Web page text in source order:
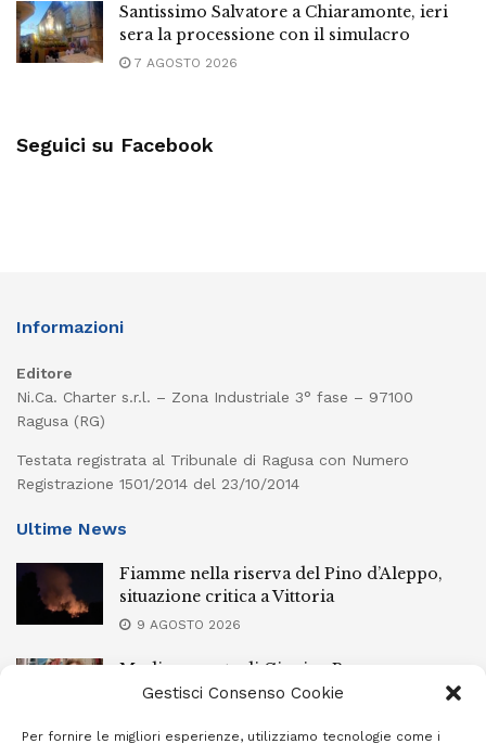
Gestisci Consenso Cookie
Per fornire le migliori esperienze, utilizziamo tecnologie come i
Santissimo Salvatore a Chiaramonte, ieri
sera la processione con il simulacro
7 AGOSTO 2026
Seguici su Facebook
Informazioni
Editore
Ni.Ca. Charter s.r.l. – Zona Industriale 3° fase – 97100
Ragusa (RG)
Testata registrata al Tribunale di Ragusa con Numero
Registrazione 1501/2014 del 23/10/2014
Ultime News
Fiamme nella riserva del Pino d’Aleppo,
situazione critica a Vittoria
9 AGOSTO 2026
Modica, morte di Gingina Bergamasco:
depositate le perizie